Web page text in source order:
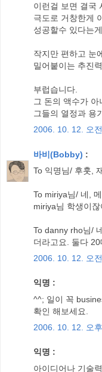
이런걸 보면 결국
극도로 거창한게
성공할수 있다는
작지만 편하고 눈
밀어붙이는 추진
부럽습니다.
그 돈의 액수가 아
그들의 열정과 용
2006. 10. 12. 오
바비(Bobby) :
To 익명님/ 후훗,
To miriya님/ 네,
miriya님 학생이
To danny rho님/
더라고요. 둘다
2006. 10. 12. 오
익명 :
^^; 일이 꼭
확인 해보세요.
2006. 10. 12. 오
익명 :
아이디어나 기술